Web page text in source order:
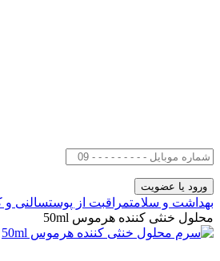
بهداشت و سلامتمراقبت از پوستسالنی و
محلول خنثی کننده هرموس 50ml